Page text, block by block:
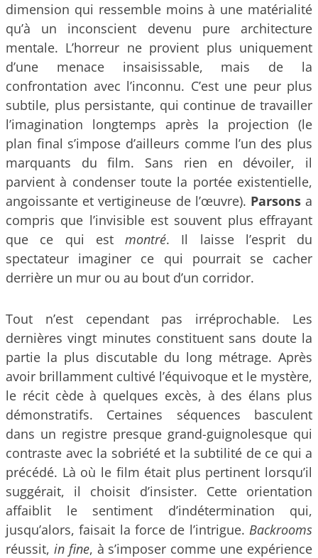
dimension qui ressemble moins à une matérialité
qu’à un inconscient devenu pure architecture
mentale. L’horreur ne provient plus uniquement
d’une menace insaisissable, mais de la
confrontation avec l’inconnu. C’est une peur plus
subtile, plus persistante, qui continue de travailler
l’imagination longtemps après la projection (le
plan final s’impose d’ailleurs comme l’un des plus
marquants du film. Sans rien en dévoiler, il
parvient à condenser toute la portée existentielle,
angoissante et vertigineuse de l’œuvre). Parsonsa
compris que l’invisible est souvent plus effrayant
que ce qui est montré. Il laisse l’esprit du
spectateur imaginer ce qui pourrait se cacher
derrière un mur ou au bout d’un corridor.
Tout n’est cependant pas irréprochable. Les
dernières vingt minutes constituent sans doute la
partie la plus discutable du long métrage. Après
avoir brillamment cultivé l’équivoque et le mystère,
le récit cède à quelques excès, à des élans plus
démonstratifs. Certaines séquences basculent
dans un registre presque grand-guignolesque qui
contraste avec la sobriété et la subtilité de ce qui a
précédé. Là où le film était plus pertinent lorsqu’il
suggérait, il choisit d’insister. Cette orientation
affaiblit le sentiment d’indétermination qui,
jusqu’alors, faisait la force de l’intrigue. Backrooms
réussit, in fine, à s’imposer comme une expérience